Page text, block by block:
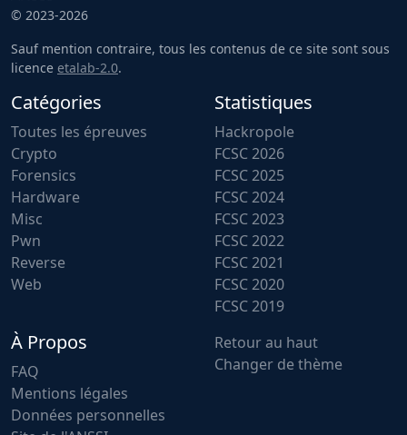
© 2023-2026
Sauf mention contraire, tous les contenus de ce site sont sous
licence etalab-2.0.
Catégories
Toutes les épreuves
Crypto
Forensics
Hardware
Misc
Pwn
Reverse
Web
Statistiques
Hackropole
FCSC 2026
FCSC 2025
FCSC 2024
FCSC 2023
FCSC 2022
FCSC 2021
FCSC 2020
FCSC 2019
À Propos
FAQ
Mentions légales
Données personnelles
Retour au haut
Changer de thème